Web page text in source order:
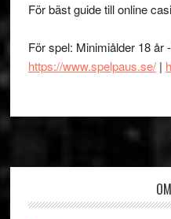
För bäst guide till online
För spel: Minimiålder 18 år
https://www.spelpaus.se/|